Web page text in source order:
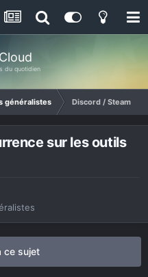
du quotidien
généralistes Discord / Steam :
sur les outils
ce sujet